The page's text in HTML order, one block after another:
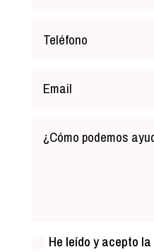
He leído y acepto la